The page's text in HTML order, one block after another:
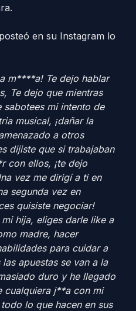
en su Instagram lo
m****a! Te dejo hablar
Te dejo que mientras
mi intento de
musical, ¡dañar la
a otros
dijiste que si trabajaban
con ellos, ¡te dejo
vez me dirigí a ti en
segunda vez en
quisiste negociar!
hija, eliges darle like a
madre, hacer
para cuidar a
apuestas se van a la
duro y he llegado
cualquiera j**a con mi
lo que hacen en sus